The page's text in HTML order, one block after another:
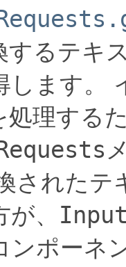
するテキ
ます。
処理する
されたテ
、
ンポーネ